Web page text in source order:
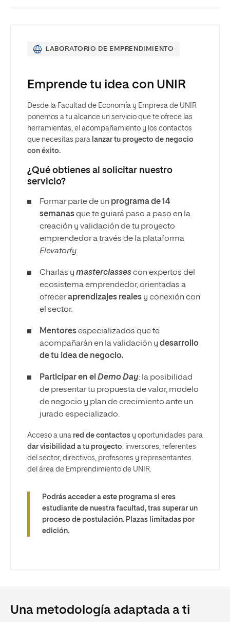
LABORATORIO DE EMPRENDIMIENTO
Emprende tu idea con UNIR
Desde la Facultad de Economía y Empresa de UNIR
ponemos a tu alcance un servicio que te ofrece las
herramientas, el acompañamiento y los contactos
que necesitas para lanzar tu proyecto de negocio
con éxito.
¿Qué obtienes al solicitar nuestro
servicio?
Formar parte de un programa de 14
semanasque te guiará paso a paso en la
creación y validación de tu proyecto
emprendedor a través de la plataforma
Elevatorfy.
Charlas y masterclassescon expertos del
ecosistema emprendedor, orientadas a
ofreceraprendizajes reales y conexión con
el sector.
Mentoresespecializados que te
acompañarán en la validación y desarrollo
de tu idea de negocio.
Participar en el Demo Day: la posibilidad
de presentar tu propuesta de valor, modelo
de negocio y plan de crecimiento ante un
jurado especializado.
Acceso a una red de contactos y oportunidades para
dar visibilidad a tu proyecto: inversores, referentes
del sector, directivos, profesores y representantes
del área de Emprendimiento de UNIR.
Podrás acceder a este programa si eres
estudiante de nuestra facultad, tras superar un
proceso de postulación. Plazas limitadas por
edición.
Una metodología adaptada a ti